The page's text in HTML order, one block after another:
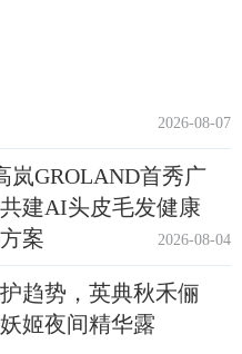
2026-08-07
岚GROLAND首秀广
建AI头皮毛发健康
案
2026-08-04
趋势，英典秋禾俪
姬夜间精华露